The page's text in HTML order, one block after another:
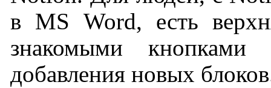
в MS Word, есть
знакомыми кнопками
добавления новых